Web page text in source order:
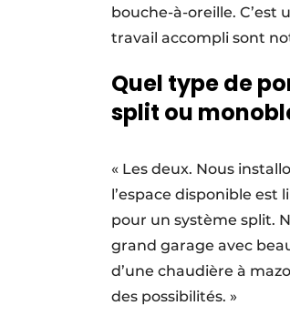
bouche-à-oreille.
travail accompli sont
Quel type de
split ou
« Les deux. Nous
l’espace disponible est
pour un système split.
grand garage avec
d’une chaudière à
des possibilités. »